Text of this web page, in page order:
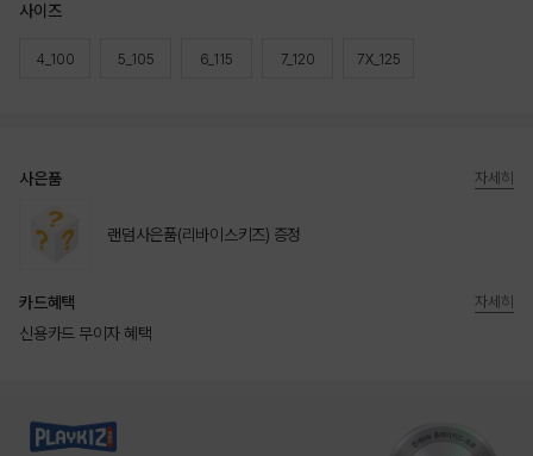
사이즈
4_100 5_105 6_115 7_120 7X_125
사은품
랜덤사은품(리바이스키즈) 증정
자세히
카드혜택
신용카드 무이자 혜택
자세히